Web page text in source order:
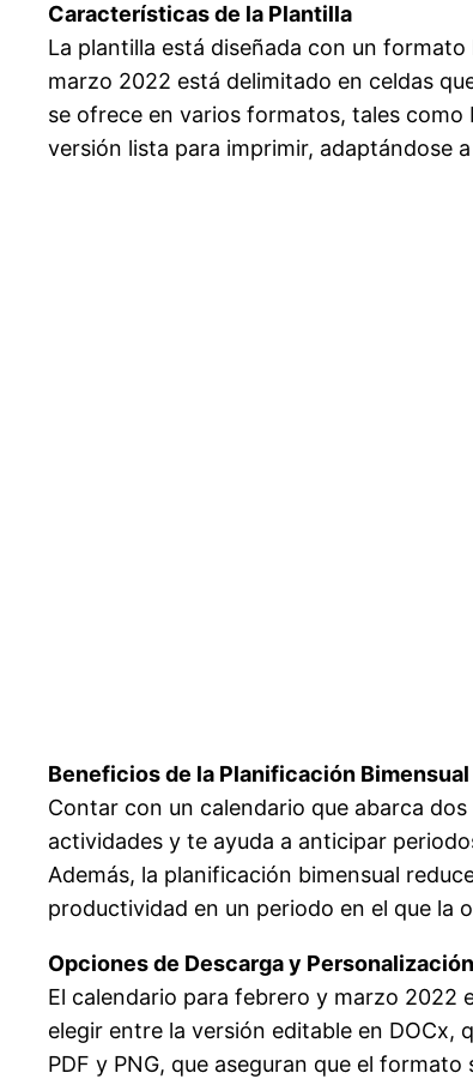
Características de la Plantilla
La plantilla está diseñada con un
marzo 2022 está delimitado en celdas
se ofrece en varios formatos, tales como
versión lista para imprimir, adaptándose
Beneficios de la Planificación Bimensual
Contar con un calendario que abarca
actividades y te ayuda a anticipar
Además, la planificación bimensual
productividad en un periodo en el que la
Opciones de Descarga y Personalización
El calendario para febrero y marzo 2022
elegir entre la versión editable en DOCx,
PDF y PNG, que aseguran que el